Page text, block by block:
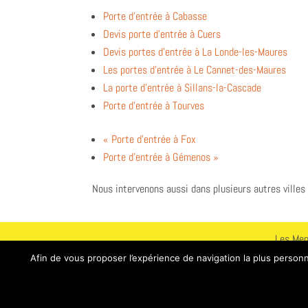
Porte d’entrée à Cabasse
Devis porte d’entrée à Cuers
Devis portes d’entrée à La Londe-les-Maures
Les portes d’entrée à Le Cannet-des-Maures
La porte d’entrée à Sillans-la-Cascade
Porte d’entrée à Tourves
« Porte d’entrée à Fox
Porte d’entrée à Gémenos »
Nous intervenons aussi dans plusieurs autres
Les
RCS
Afin de vous proposer l’expérience de navigation la plus